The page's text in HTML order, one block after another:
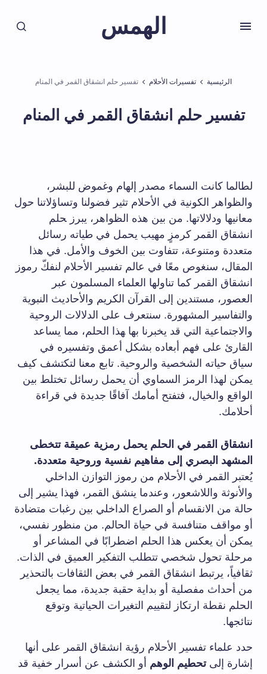
الهمس
الرئيسية تفسيرات الأحلام تفسير حلم انشقاق القمر في المنام
تفسير حلم انشقاق القمر في المنام
لطالما كانت السماء ⁤مصدر‍ إلهام وغموض للبشر،
والظواهر الكونية في⁣ الأحلام تثير فضولنا وتساؤلاتنا حول
معانيها ودلالاتها. من بين هذه الظواهر، يبرز ‍حلم ​
انشقاق القمر كرمزٍ مهيب يحمل في طياته رسائل ​
متعددة ومتنوعة، تتفاوت بين الخوف والأمل. في هذا ​
المقال،‍ سنغوص معًا في عالم تفسير الأحلام لنفكّ​ رموز
انشقاق⁣ القمر ⁣كما تناولها العلماء المسلمون ​عبر
العصور، مستندين إلى ⁢القرآن الكريم⁤ والأحاديث النبوية
والتفاسير المشهورة. سنتعرف على⁤ الدلالات الروحية
والاجتماعية التي قد يخبرنا بها ‍هذا الحلم، مما‌ يساعد
القارئ على فهم أبعاده بشكل أعمق وتفسيره في
سياق حياته الشخصية⁣ والروحية. تابع معنا لتكتشف كيف⁤
يمكن لهذا الرمز السماوي أن يحمل رسائل تختلط بين
الواقع والخيال، فتفتح أمامك آفاقًا جديدة في قراءة
أحلامك.
انشقاق القمر في⁤ الحلم يحمل رمزية عميقة ⁢تتخطى ​
المشهد البصري إلى مفاهيم نفسية وروحية متعددة.
يُعتبر القمر في الأحلام من ​رموز التوازن الداخلي
والأنوثة واللاشعور،⁤ وعندما ينشق القمر، فهذا يشير إلى
حالة من الانقسام أو الصراع ⁣الداخلي ‌بين رغبات متضادة⁢
أو مواقف متنافسة في⁢ حياة الحالم. من منظور نفسي،
يمكن أن يعكس هذا ⁣الحلم اضطرابًا في⁢ المشاعر أو
مرحلة⁣ تحول شخصي تتطلب التفكير العميق في الذات.
ثقافياً، يرتبط انشقاق القمر في بعض ⁤الثقافات بالتحذير
من‌ أحداث مفصلية أو ⁢بداية حقبة ⁤جديدة، مما يجعل
الحلم نقطة ارتكاز لتقييم التغيرات⁢ الحياتية وتوقع
نتائجها.
حدد علماء ⁣تفسير الأحلام رؤية انشقاق القمر على أنها
إشارة إلىتحطيم الوهم أو الكشف عن أسرار خفية قد